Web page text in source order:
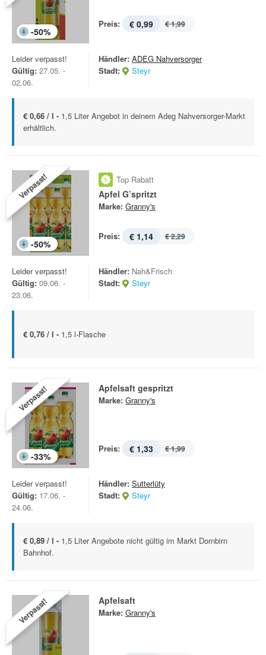
-50%
Preis: € 0,99 € 1,99
Leider verpasst!
Gültig: 27.05. -
02.06.
Händler: ADEG Nahversorger
Stadt:
Steyr
€ 0,66 / l - 1,5 Liter Angebot in deinem Adeg Nahversorger-Markt
erhältlich.
Verpasst!
-50%
Top Rabatt
Apfel G’spritzt
Marke: Granny's
Preis: € 1,14 € 2,29
Leider verpasst!
Gültig: 09.06. -
23.06.
Händler: Nah&Frisch
Stadt:
Steyr
€ 0,76 / l - 1,5 l-Flasche
Verpasst!
-33%
Apfelsaft gespritzt
Marke: Granny's
Preis: € 1,33 € 1,99
Leider verpasst!
Gültig: 17.06. -
24.06.
Händler: Sutterlüty
Stadt:
Steyr
€ 0,89 / l - 1,5 Liter Angebote nicht gültig im Markt Dornbirn
Bahnhof.
Verpasst! Apfelsaft
Marke: Granny's